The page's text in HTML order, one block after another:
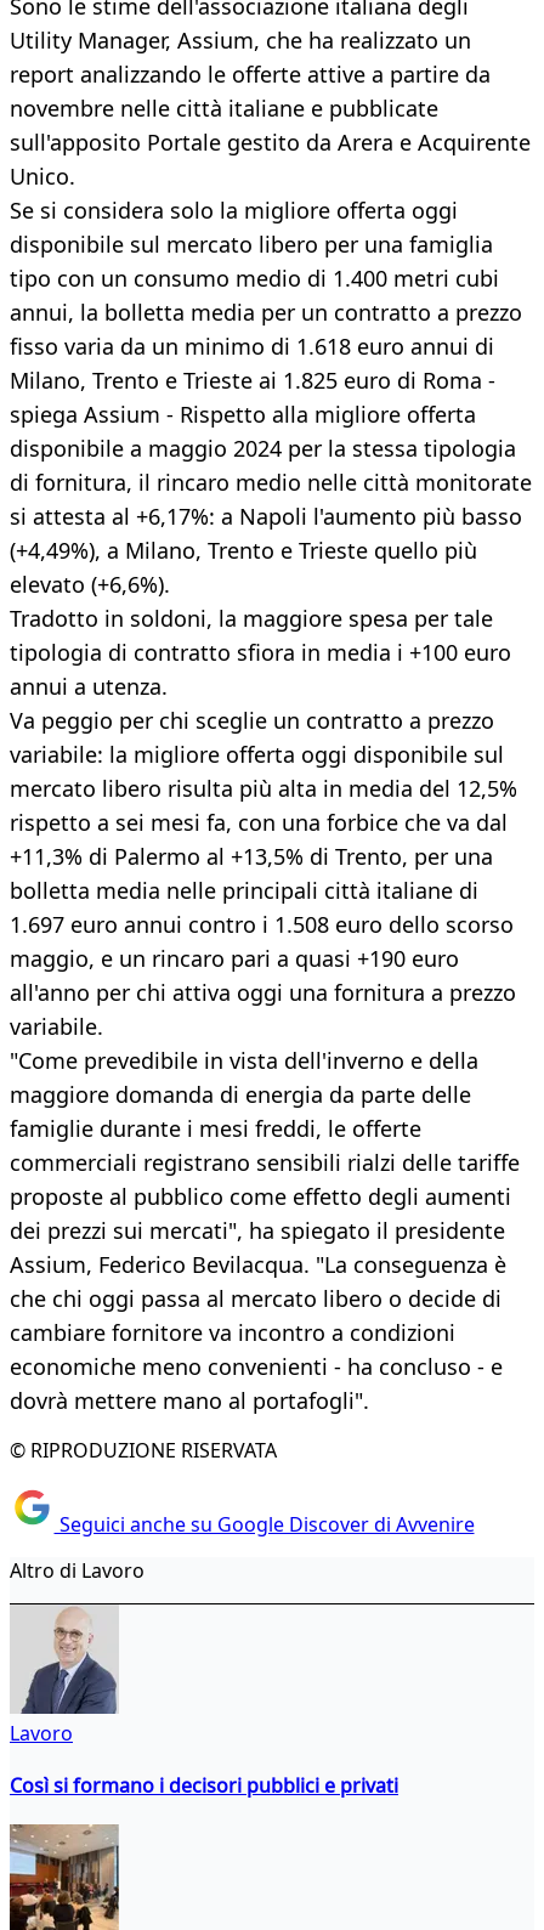
Sono le stime dell'associazione italiana degli
Utility Manager, Assium, che ha realizzato un
report analizzando le offerte attive a partire da
novembre nelle città italiane e pubblicate
sull'apposito Portale gestito da Arera e Acquirente
Unico.
Se si considera solo la migliore offerta oggi
disponibile sul mercato libero per una famiglia
tipo con un consumo medio di 1.400 metri cubi
annui, la bolletta media per un contratto a prezzo
fisso varia da un minimo di 1.618 euro annui di
Milano, Trento e Trieste ai 1.825 euro di Roma -
spiega Assium - Rispetto alla migliore offerta
disponibile a maggio 2024 per la stessa tipologia
di fornitura, il rincaro medio nelle città monitorate
si attesta al +6,17%: a Napoli l'aumento più basso
(+4,49%), a Milano, Trento e Trieste quello più
elevato (+6,6%).
Tradotto in soldoni, la maggiore spesa per tale
tipologia di contratto sfiora in media i +100 euro
annui a utenza.
Va peggio per chi sceglie un contratto a prezzo
variabile: la migliore offerta oggi disponibile sul
mercato libero risulta più alta in media del 12,5%
rispetto a sei mesi fa, con una forbice che va dal
+11,3% di Palermo al +13,5% di Trento, per una
bolletta media nelle principali città italiane di
1.697 euro annui contro i 1.508 euro dello scorso
maggio, e un rincaro pari a quasi +190 euro
all'anno per chi attiva oggi una fornitura a prezzo
variabile.
"Come prevedibile in vista dell'inverno e della
maggiore domanda di energia da parte delle
famiglie durante i mesi freddi, le offerte
commerciali registrano sensibili rialzi delle tariffe
proposte al pubblico come effetto degli aumenti
dei prezzi sui mercati", ha spiegato il presidente
Assium, Federico Bevilacqua. "La conseguenza è
che chi oggi passa al mercato libero o decide di
cambiare fornitore va incontro a condizioni
economiche meno convenienti - ha concluso - e
dovrà mettere mano al portafogli".
© RIPRODUZIONE RISERVATA
Seguici anche su Google Discover di Avvenire
Altro di Lavoro
Lavoro
Così si formano i decisori pubblici e privati